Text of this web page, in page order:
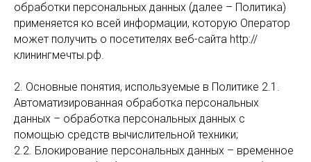
обработки персональных данных (далее – Политика)
применяется ко всей информации, которую Оператор
может получить о посетителях веб-сайта http://
клинингмечты.рф.
2. Основные понятия, используемые в Политике 2.1.
Автоматизированная обработка персональных
данных – обработка персональных данных с
помощью средств вычислительной техники;
2.2. Блокирование персональных данных – временное